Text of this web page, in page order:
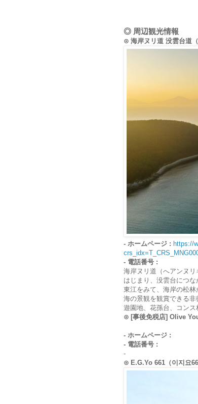
◎ 周辺観光情報
⊙ 海岸ヌリ道 没雲台道
- ホームページ : https://
- 電話番号 :
海岸ヌリ道（へアンヌ
はじまり、没雲台につ
東江をみて、海岸の松
海の景観を観賞できる
遊園地、花孫台、コンス
⊙ [事後免税店] Olive
- ホームページ :
- 電話番号 :
-
⊙ E.G.Yo 661（이지요